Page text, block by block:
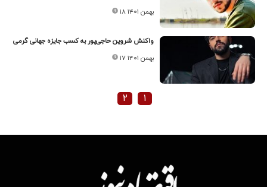
۱۸ بهمن ۱۴۰۱
واکنش شروین حاجی‌پور به کسب جایزه جهانی گرمی
۱۷ بهمن ۱۴۰۱
۱ ۲